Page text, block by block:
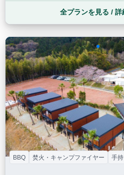
全プランを見る / 詳
BBQ 焚火・キャンプファイヤー 手